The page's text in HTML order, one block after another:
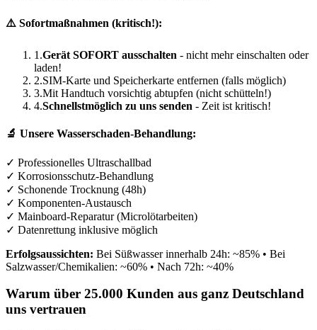
⚠️ Sofortmaßnahmen (kritisch!):
1.Gerät SOFORT ausschalten - nicht mehr einschalten oder
laden!
2.SIM-Karte und Speicherkarte entfernen (falls möglich)
3.Mit Handtuch vorsichtig abtupfen (nicht schütteln!)
4.Schnellstmöglich zu uns senden - Zeit ist kritisch!
🔬 Unsere Wasserschaden-Behandlung:
✓ Professionelles Ultraschallbad
✓ Korrosionsschutz-Behandlung
✓ Schonende Trocknung (48h)
✓ Komponenten-Austausch
✓ Mainboard-Reparatur (Microlötarbeiten)
✓ Datenrettung inklusive möglich
Erfolgsaussichten: Bei Süßwasser innerhalb 24h: ~85% • Bei
Salzwasser/Chemikalien: ~60% • Nach 72h: ~40%
Warum über 25.000 Kunden aus ganz Deutschland
uns vertrauen